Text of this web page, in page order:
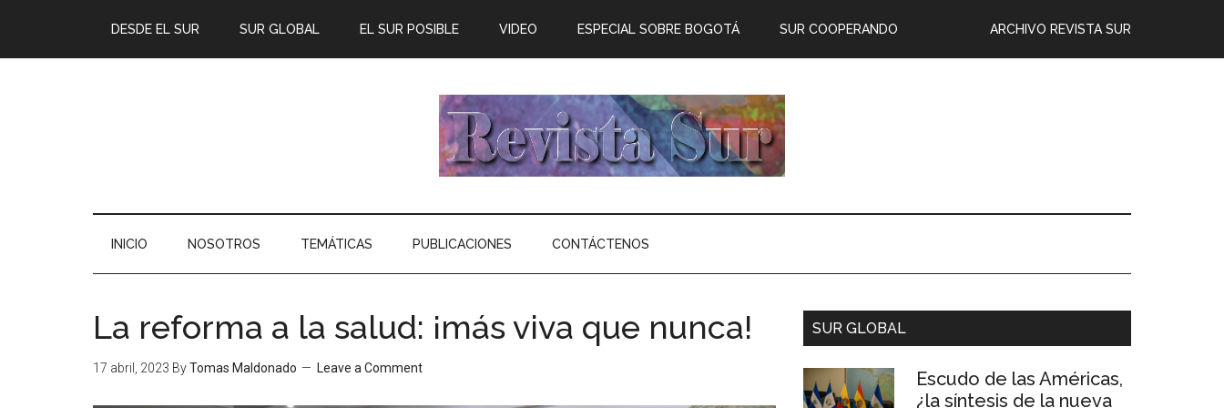
DESDE EL SUR SUR GLOBAL EL SUR POSIBLE ARCHIVO REVISTA SUR
VIDEO ESPECIAL SOBRE BOGOTÁ SUR COOPERANDO
INICIO NOSOTROS TEMÁTICAS PUBLICACIONES CONTÁCTENOS
La reforma a la salud: ¡más viva que nunca!
17 abril, 2023 ByTomas Maldonado Leave a Comment
SUR GLOBAL
Escudo de las Américas,
¿la síntesis de la nueva